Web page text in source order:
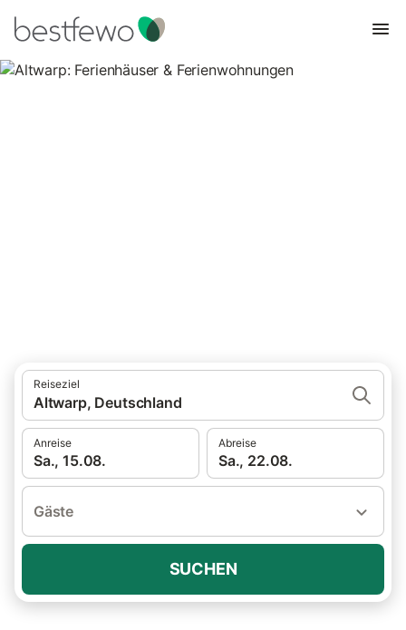
Reiseziel
Altwarp, Deutschland
Anreise
Sa., 15.08.
Abreise
Sa., 22.08.
Gäste
SUCHEN